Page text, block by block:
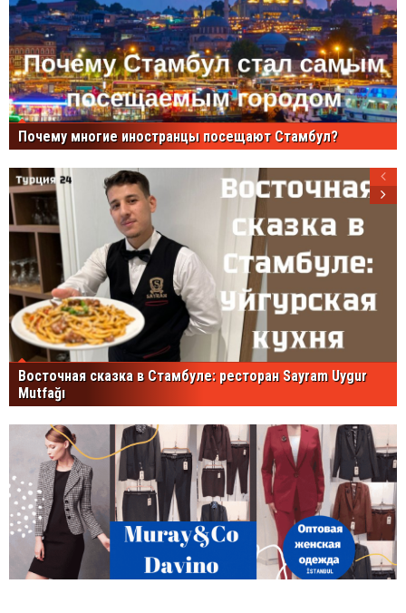
Почему многие иностранцы посещают Стамбул?
Восточная сказка в Стамбуле: ресторан Sayram Uygur
Mutfağı